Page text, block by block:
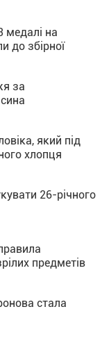
медалі на
до збірної
за
який під
хлопця
26-річного
предметів
стала